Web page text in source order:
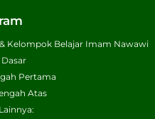
Kelompok Belajar Imam Nawawi
Pertama
Atas